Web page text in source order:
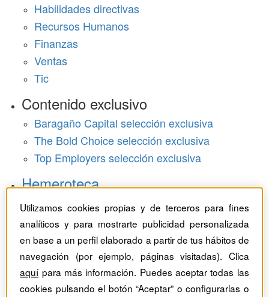
Habilidades directivas
Recursos Humanos
Finanzas
Ventas
Tic
Contenido exclusivo
Baragaño Capital selección exclusiva
The Bold Choice selección exclusiva
Top Employers selección exclusiva
Hemeroteca
Monográficos
Dossieres
Revistas del mes
Utilizamos cookies propias y de terceros para fines
analíticos y para mostrarte publicidad personalizada
en base a un perfil elaborado a partir de tus hábitos de
navegación (por ejemplo, páginas visitadas). Clica
aquípara más información. Puedes aceptar todas las
cookies pulsando el botón “Aceptar” o configurarlas o